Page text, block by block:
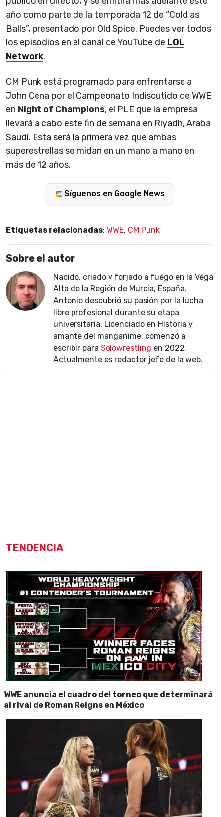
año como parte de la temporada 12 de “Cold as
Balls”, presentado por Old Spice. Puedes ver todos
los episodios en el canal de YouTube de LOL
Network.
CM Punk está programado para enfrentarse a
John Cena por el Campeonato Indiscutido de WWE
en Night of Champions, el PLE que la empresa
llevará a cabo este fin de semana en Riyadh, Araba
Saudí. Esta será la primera vez que ambas
superestrellas se midan en un mano a mano en
más de 12 años.
Síguenos en Google News
Etiquetas relacionadas: WWE, CM Punk
Sobre el autor
Nacido, criado y forjado a fuego en la Vega
Alta de la Región de Murcia, España,
Antonio descubrió su pasión por la lucha
libre profesional durante su etapa
universitaria. Licenciado en Historia y
amante del manganime, comenzó a
escribir para Solowrestling en 2022.
Actualmente es redactor jefe de la web.
TENDENCIA
WWE anuncia el cuadro del torneo que determinará
al rival de Roman Reigns en México